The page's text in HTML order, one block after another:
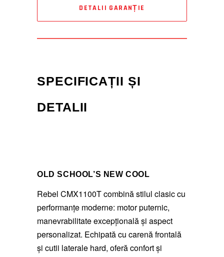
DETALII GARANȚIE
SPECIFICAȚII ȘI
DETALII
OLD SCHOOL’S NEW COOL
Rebel CMX1100T combină stilul clasic cu
performanțe moderne: motor puternic,
manevrabilitate excepțională și aspect
personalizat. Echipată cu carenă frontală
și cutii laterale hard, oferă confort și